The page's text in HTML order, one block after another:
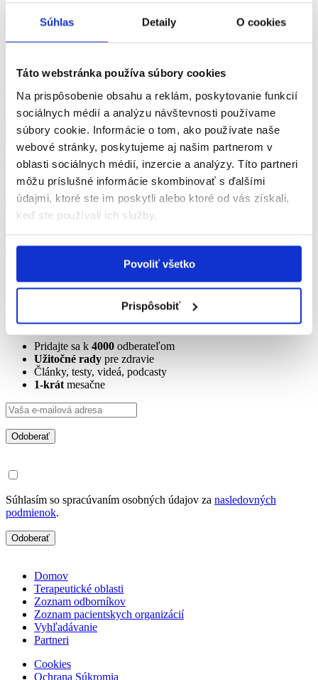
Súhlas Detaily O cookies
Táto webstránka používa súbory cookies
Na prispôsobenie obsahu a reklám, poskytovanie funkcií
sociálnych médií a analýzu návštevnosti používame
súbory cookie. Informácie o tom, ako používate naše
webové stránky, poskytujeme aj našim partnerom v
oblasti sociálnych médií, inzercie a analýzy. Títo partneri
môžu príslušné informácie skombinovať s ďalšími
údajmi, ktoré ste im poskytli alebo ktoré od vás získali,
keď ste používali ich služby.
Povoliť všetko
Prispôsobiť
Odborníci
Vyhľadávanie
Všetky články kategórie
Urológia
Chronický zápal močových ciest – moderná a účinná liečba
6 minút čítania
Prihláste sa na odber newslettera
Pridajte sa k 4000 odberateľom
Užitočné rady pre zdravie
Články, testy, videá, podcasty
1-krát mesačne
Odoberať
Súhlasím so spracúvaním osobných údajov za nasledovných
podmienok.
Odoberať
Domov
Terapeutické oblasti
Zoznam odborníkov
Zoznam pacientskych organizácií
Vyhľadávanie
Partneri
Cookies
Ochrana Súkromia